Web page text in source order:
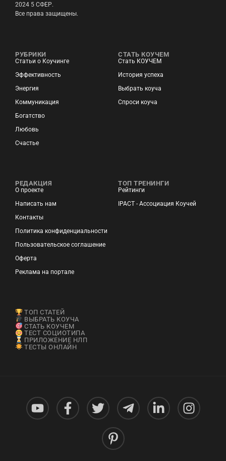
2024 5 СФЕР.
Все права защищены.
РУБРИКИ
Статьи о Коучинге
Эффективность
Энергия
Коммуникация
Богатство
Любовь
Счастье
СТАТЬ КОУЧЕМ
Стать КОУЧЕМ
История успеха
Выбрать коуча
Спроси коуча
РЕДАКЦИЯ
О проекте
Написать нам
Контакты
Политика конфиденциальности
Пользовательское соглашение
Оферта
Реклама на портале
ТОП ТРЕНИНГИ
Рейтинги
IPACT - Ассоциация Коучей
ТОП СТАТЕЙ
ВЫБРАТЬ КОУЧА
СТАТЬ КОУЧЕМ
ТЕСТ СОЦИОТИПА
ПРИЛОЖЕНИЕ НЛП
ТЕСТЫ ОНЛАЙН